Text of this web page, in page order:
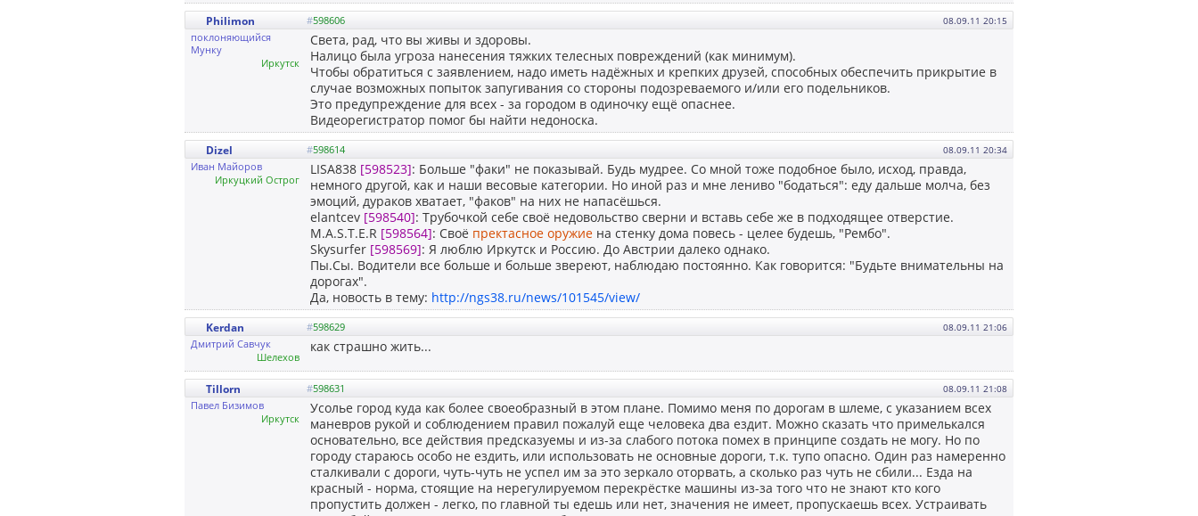
08.09.11 20:15
Philimon #598606
поклоняющийся
Мунку
Иркутск
Света, рад, что вы живы и здоровы.
Налицо была угроза нанесения тяжких телесных повреждений (как минимум).
Чтобы обратиться с заявлением, надо иметь надёжных и крепких друзей, способных обеспечить прикрытие в
случае возможных попыток запугивания со стороны подозреваемого и/или его подельников.
Это предупреждение для всех - за городом в одиночку ещё опаснее.
Видеорегистратор помог бы найти недоноска.
08.09.11 20:34
Dizel #598614
Иван Майоров
Иркуцкий Острог
LISA838 [598523]: Больше "факи" не показывай. Будь мудрее. Со мной тоже подобное было, исход, правда,
немного другой, как и наши весовые категории. Но иной раз и мне лениво "бодаться": еду дальше молча, без
эмоций, дураков хватает, "факов" на них не напасёшься.
elantcev [598540]: Трубочкой себе своё недовольство сверни и вставь себе же в подходящее отверстие.
M.A.S.T.E.R [598564]: Своё пректасное оружие на стенку дома повесь - целее будешь, "Рембо".
Skysurfer [598569]: Я люблю Иркутск и Россию. До Австрии далеко однако.
Пы.Сы. Водители все больше и больше звереют, наблюдаю постоянно. Как говорится: "Будьте внимательны на
дорогах".
Да, новость в тему: http://ngs38.ru/news/101545/view/
08.09.11 21:06
Kerdan #598629
Дмитрий Савчук
Шелехов
как страшно жить...
08.09.11 21:08
Tillorn #598631
Павел Бизимов
Иркутск
Усолье город куда как более своеобразный в этом плане. Помимо меня по дорогам в шлеме, с указанием всех
маневров рукой и соблюдением правил пожалуй еще человека два ездит. Можно сказать что примелькался
основательно, все действия предсказуемы и из-за слабого потока помех в принципе создать не могу. Но по
городу стараюсь особо не ездить, или использовать не основные дороги, т.к. тупо опасно. Один раз намеренно
сталкивали с дороги, чуть-чуть не успел им за это зеркало оторвать, а сколько раз чуть не сбили... Езда на
красный - норма, стоящие на нерегулируемом перекрёстке машины из-за того что не знают кто кого
пропустить должен - легко, по главной ты едешь или нет, значения не имеет, пропускаешь всех. Устраивать